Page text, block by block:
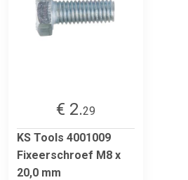
€ 2.29
KS Tools 4001009
Fixeerschroef M8 x
20,0 mm